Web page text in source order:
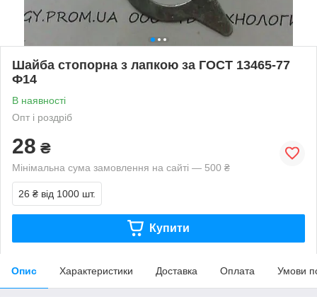
Шайба стопорна з лапкою за ГОСТ 13465-77
Ф14
В наявності
Опт і роздріб
28 ₴
Мінімальна сума замовлення на сайті — 500 ₴
26 ₴ від 1000 шт.
Купити
Опис Характеристики Доставка Оплата Умови